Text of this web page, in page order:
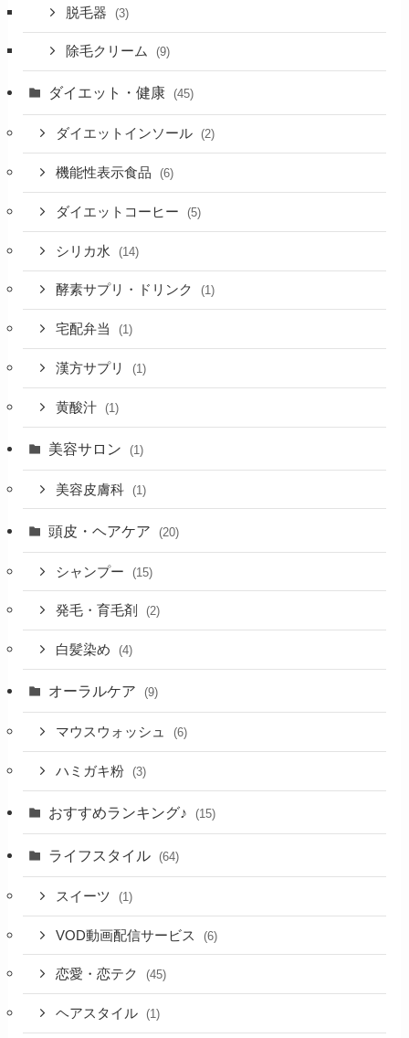
脱毛器 (3)
除毛クリーム (9)
ダイエット・健康 (45)
ダイエットインソール (2)
機能性表示食品 (6)
ダイエットコーヒー (5)
シリカ水 (14)
酵素サプリ・ドリンク (1)
宅配弁当 (1)
漢方サプリ (1)
黄酸汁 (1)
美容サロン (1)
美容皮膚科 (1)
頭皮・ヘアケア (20)
シャンプー (15)
発毛・育毛剤 (2)
白髪染め (4)
オーラルケア (9)
マウスウォッシュ (6)
ハミガキ粉 (3)
おすすめランキング♪ (15)
ライフスタイル (64)
スイーツ (1)
VOD動画配信サービス (6)
恋愛・恋テク (45)
ヘアスタイル (1)